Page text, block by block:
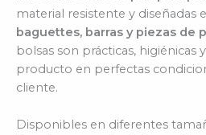
material resistente y diseñadas
baguettes, barras y piezas de
bolsas son prácticas,
producto en perfectas
cliente.
Disponibles en diferentes